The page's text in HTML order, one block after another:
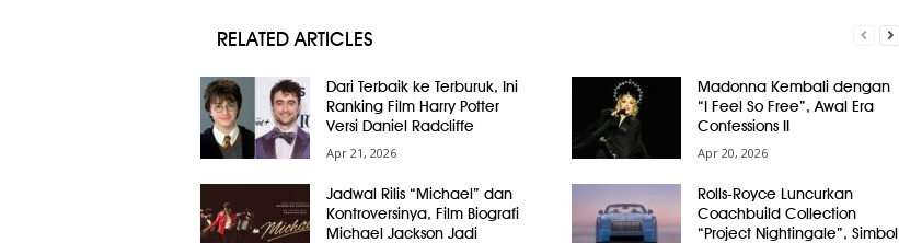
RELATED ARTICLES
Dari Terbaik ke Terburuk, Ini
Ranking Film Harry Potter
Versi Daniel Radcliffe
Apr 21, 2026
Madonna Kembali dengan
“I Feel So Free”, Awal Era
Confessions II
Apr 20, 2026
Jadwal Rilis “Michael” dan
Kontroversinya, Film Biografi
Michael Jackson Jadi
Rolls-Royce Luncurkan
Coachbuild Collection
“Project Nightingale”, Simbol